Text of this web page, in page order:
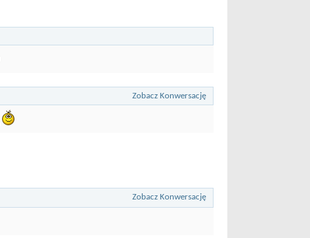
Zobacz Konwersację
Zobacz Konwersację